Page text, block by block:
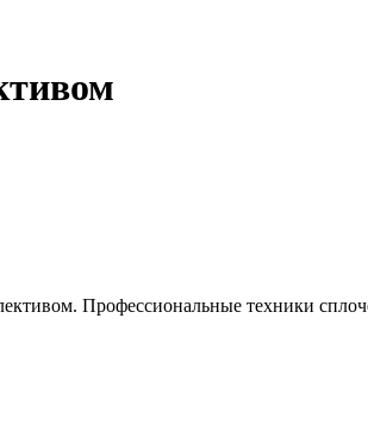
Профессиональные техники